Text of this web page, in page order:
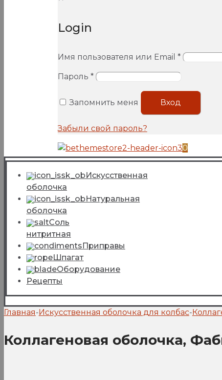
Login
Имя пользователя или Email *
Пароль *
Запомнить меня Вход
Забыли свой пароль?
0
Искусcтвенная
оболочка
Натуральная
оболочка
Соль
нитритная
Приправы
Шпагат
Оборудование
Рецепты
Главная-Искусственная оболочка для колбас-
Коллагеновая оболочка,